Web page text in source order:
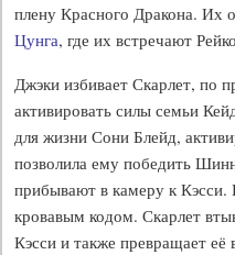
плену Красного Дракона. Их
Цунга, где их встречают
Джэки избивает Скарлет, по
активировать силы семьи
для жизни Сони Блейд,
позволила ему победить
прибывают в камеру к
кровавым кодом. Скарлет
Кэсси и также превращает её